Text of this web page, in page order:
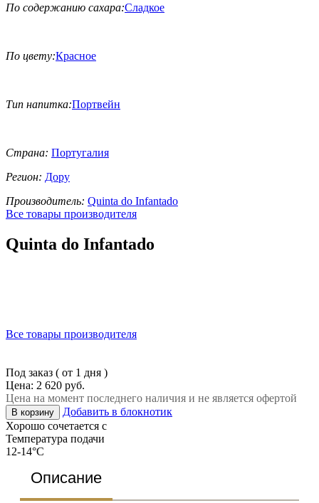
По содержанию сахара:Сладкое
По цвету:Красное
Тип напитка:Портвейн
Страна: Португалия
Регион: Дору
Производитель: Quinta do Infantado
Все товары производителя
Quinta do Infantado
Все товары производителя
Под заказ ( от 1 дня )
Цена: 2 620 руб.
Цена на момент последнего наличия и не является офертой
В корзину
Добавить в блокнотик
Хорошо сочетается с
Температура подачи
12-14°C
Описание